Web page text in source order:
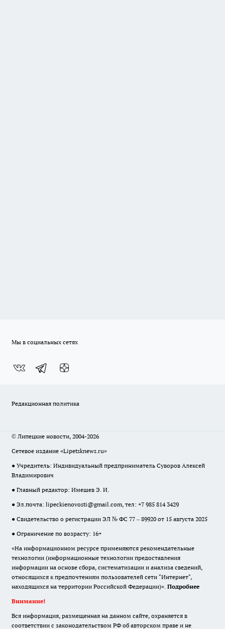
Мы в социальных сетях
Редакционная политика
© Липецкие новости, 2004-2026
Сетевое издание «Lipetsknews.ru»
● Учредитель: Индивидуальный предприниматель Суворов Алексей
Владимирович
● Главный редактор: Имешев Э. И.
● Эл.почта: lipeckienovosti@gmail.com, тел: +7 985 814 3429
● Свидетельство о регистрации ЭЛ № ФС 77 – 89920 от 15 августа 2025
● Ограничение по возрасту: 16+
«На информационном ресурсе применяются рекомендательные
технологии (информационные технологии предоставления
информации на основе сбора, систематизации и анализа сведений,
относящихся к предпочтениям пользователей сети "Интернет",
находящихся на территории Российской Федерации)». Подробнее
Внимание!
Вся информация, размещенная на данном сайте, охраняется в
соответствии с законодательством РФ об авторском праве и не